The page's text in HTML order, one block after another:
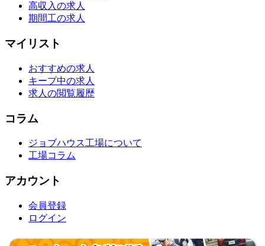
高収入の求人
期間工の求人
マイリスト
おすすめの求人
キープ中の求人
求人の閲覧履歴
コラム
ジョブハウス工場について
工場コラム
アカウント
会員登録
ログイン